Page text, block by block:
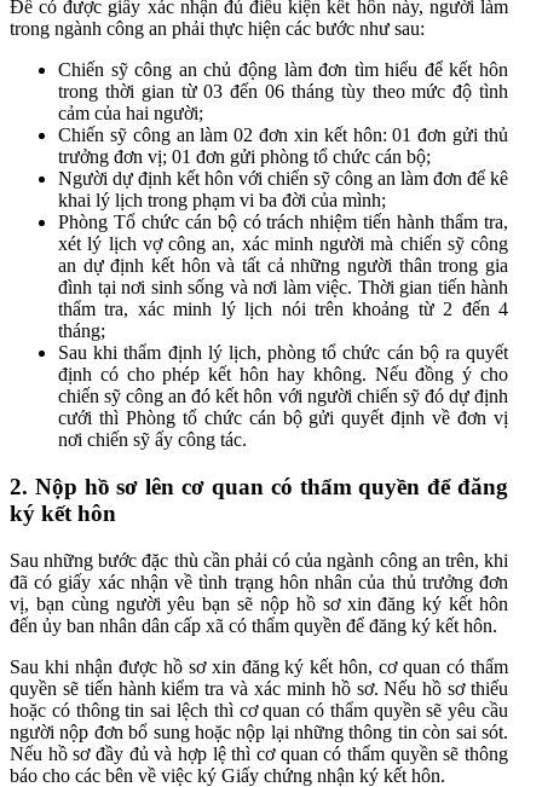
Để có được giấy xác nhận đủ điều kiện kết hôn này, người làm
trong ngành công an phải thực hiện các bước như sau:
Chiến sỹ công an chủ động làm đơn tìm hiểu để kết hôn
trong thời gian từ 03 đến 06 tháng tùy theo mức độ tình
cảm của hai người;
Chiến sỹ công an làm 02 đơn xin kết hôn: 01 đơn gửi thủ
trưởng đơn vị; 01 đơn gửi phòng tổ chức cán bộ;
Người dự định kết hôn với chiến sỹ công an làm đơn để kê
khai lý lịch trong phạm vi ba đời của mình;
Phòng Tổ chức cán bộ có trách nhiệm tiến hành thẩm tra,
xét lý lịch vợ công an, xác minh người mà chiến sỹ công
an dự định kết hôn và tất cả những người thân trong gia
đình tại nơi sinh sống và nơi làm việc. Thời gian tiến hành
thẩm tra, xác minh lý lịch nói trên khoảng từ 2 đến 4
tháng;
Sau khi thẩm định lý lịch, phòng tổ chức cán bộ ra quyết
định có cho phép kết hôn hay không. Nếu đồng ý cho
chiến sỹ công an đó kết hôn với người chiến sỹ đó dự định
cưới thì Phòng tổ chức cán bộ gửi quyết định về đơn vị
nơi chiến sỹ ấy công tác.
2. Nộp hồ sơ lên cơ quan có thẩm quyền để đăng
ký kết hôn
Sau những bước đặc thù cần phải có của ngành công an trên, khi
đã có giấy xác nhận về tình trạng hôn nhân của thủ trưởng đơn
vị, bạn cùng người yêu bạn sẽ nộp hồ sơ xin đăng ký kết hôn
đến ủy ban nhân dân cấp xã có thẩm quyền để đăng ký kết hôn.
Sau khi nhận được hồ sơ xin đăng ký kết hôn, cơ quan có thẩm
quyền sẽ tiến hành kiểm tra và xác minh hồ sơ. Nếu hồ sơ thiếu
hoặc có thông tin sai lệch thì cơ quan có thẩm quyền sẽ yêu cầu
người nộp đơn bổ sung hoặc nộp lại những thông tin còn sai sót.
Nếu hồ sơ đầy đủ và hợp lệ thì cơ quan có thẩm quyền sẽ thông
báo cho các bên về việc ký Giấy chứng nhận ký kết hôn.